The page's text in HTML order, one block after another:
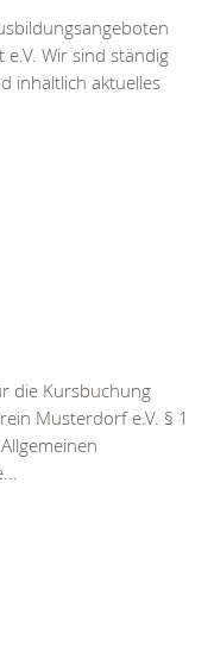
Wir sind ständig
inhaltlich aktuelles
die Kursbuchung
Musterdorf e.V. § 1